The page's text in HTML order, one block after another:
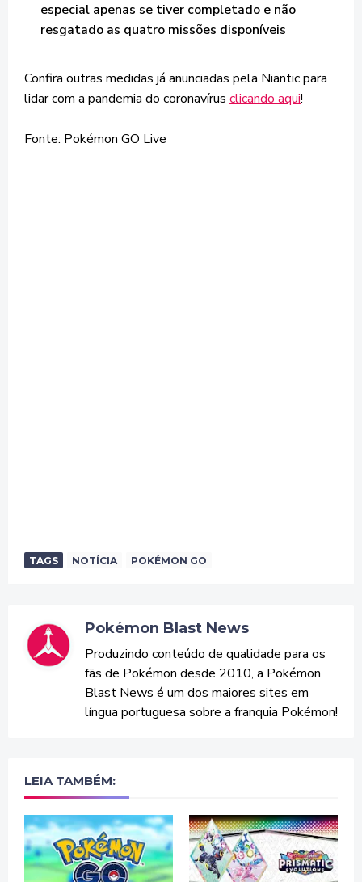
especial apenas se tiver completado e não
resgatado as quatro missões disponíveis
Confira outras medidas já anunciadas pela Niantic para
lidar com a pandemia do coronavírus clicando aqui!
Fonte: Pokémon GO Live
TAGS NOTÍCIA POKÉMON GO
Pokémon Blast News
Produzindo conteúdo de qualidade para os
fãs de Pokémon desde 2010, a Pokémon
Blast News é um dos maiores sites em
língua portuguesa sobre a franquia Pokémon!
LEIA TAMBÉM: